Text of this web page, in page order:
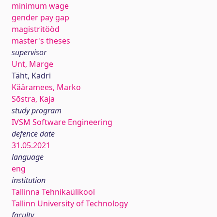
minimum wage
gender pay gap
magistritööd
master's theses
supervisor
Unt, Marge
Täht, Kadri
Kääramees, Marko
Sõstra, Kaja
study program
IVSM Software Engineering
defence date
31.05.2021
language
eng
institution
Tallinna Tehnikaülikool
Tallinn University of Technology